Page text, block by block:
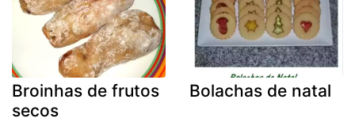
Broinhas de frutos
secos
Bolachas de natal